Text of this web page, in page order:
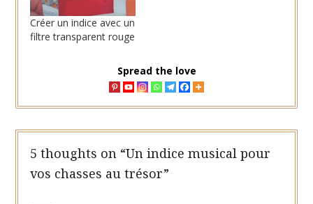
Créer un indice avec un
filtre transparent rouge
Spread the love
5 thoughts on “Un indice musical pour
vos chasses au trésor”